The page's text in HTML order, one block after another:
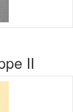
II